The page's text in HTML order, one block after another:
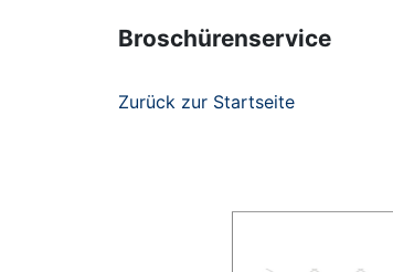
Broschürenservice
Zurück zur Startseite